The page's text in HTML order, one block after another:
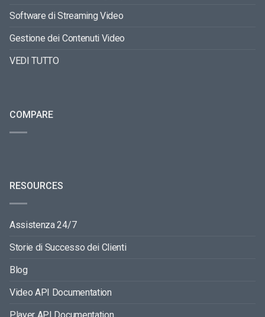
Software di Streaming Video
Gestione dei Contenuti Video
VEDI TUTTO
COMPARE
RESOURCES
Assistenza 24/7
Storie di Successo dei Clienti
Blog
Video API Documentation